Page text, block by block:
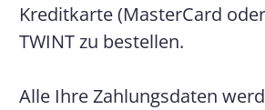
Kreditkarte (MasterCard
TWINT zu bestellen.
Alle Ihre Zahlungsdaten